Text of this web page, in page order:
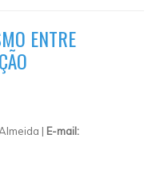
ENTRE
| E-mail: